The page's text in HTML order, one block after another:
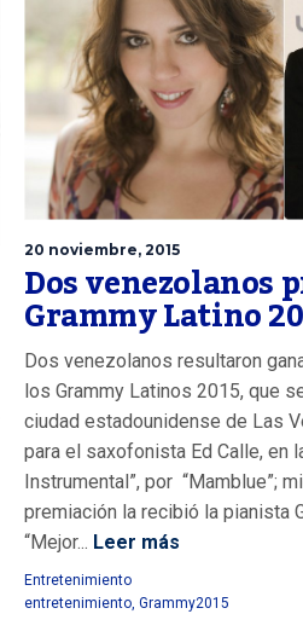
20 noviembre, 2015
Dos venezolanos
Grammy Latino
Dos venezolanos resultaron
los Grammy Latinos 2015, que
ciudad estadounidense de Las
para el saxofonista Ed Calle, en
Instrumental”, por “Mamblue”;
premiación la recibió la pianista
“Mejor... Leer más
Entretenimiento
entretenimiento, Grammy2015